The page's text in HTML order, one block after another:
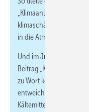
„Klimaanlagen sind
klimaschädliche
in die Atmosphäre
Und im Juli 2020
Beitrag „Klimakiller
zu Wort kommt. Dort
entweichen bei jeder
Kältemittels – bei der